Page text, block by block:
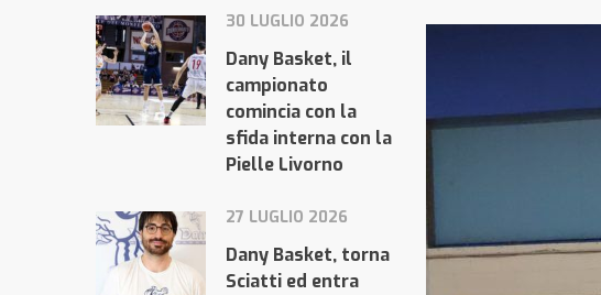
30 LUGLIO 2026
Dany Basket, il
campionato
comincia con la
sfida interna con la
Pielle Livorno
27 LUGLIO 2026
Dany Basket, torna
Sciatti ed entra